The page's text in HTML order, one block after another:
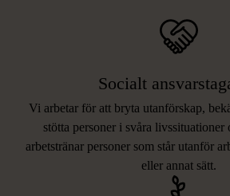
Socialt
Vi arbetar för att bryta utanförskap,
stötta personer i svåra
arbetstränar personer som står utanför
eller annat sätt.